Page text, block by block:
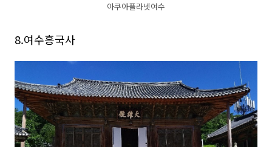
아쿠아플라넷여수
8.여수흥국사